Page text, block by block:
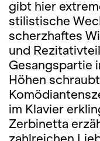
gibt hier
stilistische
scherzhaftes
und
Gesangspartie
Höhen
im Klavier
Zerbinetta